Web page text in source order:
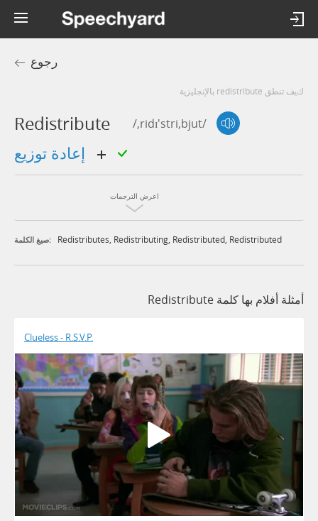
رجوع
كيف تنطق redistribute بالإنجليزية
Redistribute /,ridɪ'stri,bjut/
اعرض الترجمات
صيغ الكلمة: Redistributes, Redistributing, Redistributed, Redistributed
أمثلة أفلام بها كلمة Redistribute
Clueless - R.S.V.P.